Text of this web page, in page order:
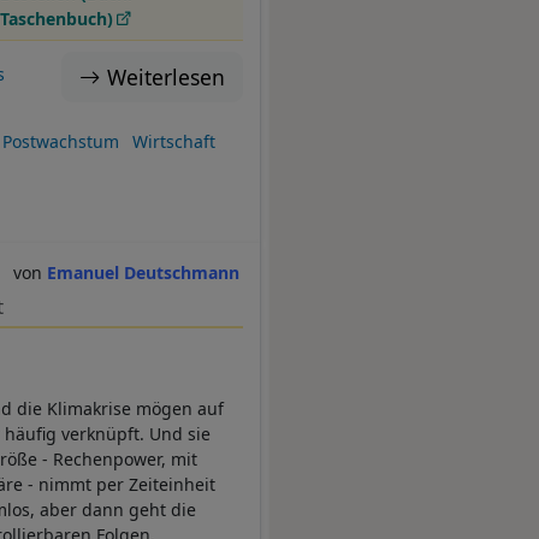
Taschenbuch)
Weiterlesen
Postwachstum
Wirtschaft
Emanuel Deutschmann
die Klimakrise mögen auf
verknüpft. Und sie
- Rechenpower, mit
- nimmt per Zeiteinheit
aber dann geht die